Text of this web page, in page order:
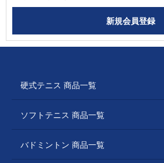
硬式テニス 商品一覧
ソフトテニス 商品一覧
バドミントン 商品一覧